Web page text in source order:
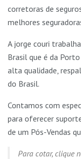
corretoras de
melhores
A jorge couri
Brasil que é da
alta qualidade,
do Brasil.
Contamos com
para oferecer
de um Pós-Vendas
Para cotar, clique